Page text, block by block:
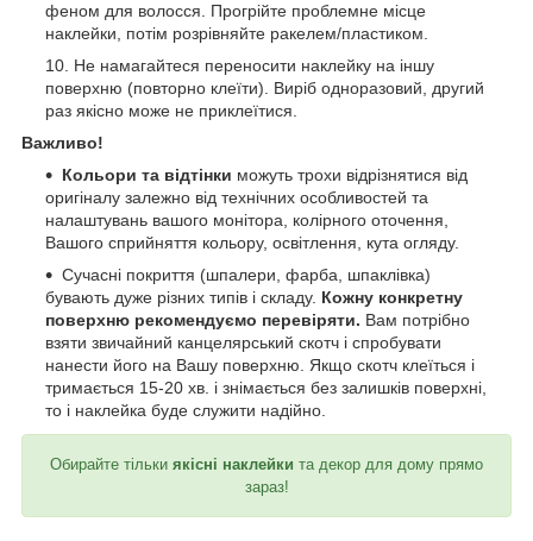
феном для волосся. Прогрійте проблемне місце
наклейки, потім розрівняйте ракелем/пластиком.
Не намагайтеся переносити наклейку на іншу
поверхню (повторно клеїти). Виріб одноразовий, другий
раз якісно може не приклеїтися.
Важливо!
Кольори та відтінки можуть трохи відрізнятися від
оригіналу залежно від технічних особливостей та
налаштувань вашого монітора, колірного оточення,
Вашого сприйняття кольору, освітлення, кута огляду.
Сучасні покриття (шпалери, фарба, шпаклівка)
бувають дуже різних типів і складу. Кожну конкретну
поверхню рекомендуємо перевіряти. Вам потрібно
взяти звичайний канцелярський скотч і спробувати
нанести його на Вашу поверхню. Якщо скотч клеїться і
тримається 15-20 хв. і знімається без залишків поверхні,
то і наклейка буде служити надійно.
Обирайте тільки якісні наклейки та декор для дому прямо
зараз!